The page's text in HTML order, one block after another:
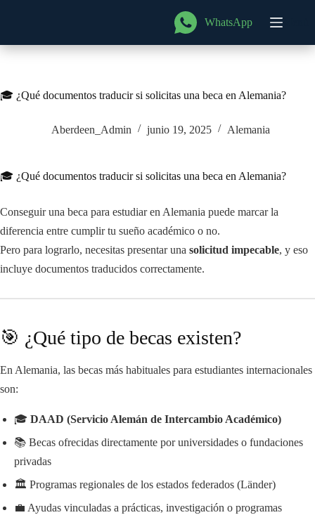
WhatsApp
🎓 ¿Qué documentos traducir si solicitas una beca en Alemania?
Aberdeen_Admin junio 19, 2025 Alemania
🎓 ¿Qué documentos traducir si solicitas una beca en Alemania?
Conseguir una beca para estudiar en Alemania puede marcar la
diferencia entre cumplir tu sueño académico o no.
Pero para lograrlo, necesitas presentar una solicitud impecable, y eso
incluye documentos traducidos correctamente.
🎯 ¿Qué tipo de becas existen?
En Alemania, las becas más habituales para estudiantes internacionales
son:
🎓 DAAD (Servicio Alemán de Intercambio Académico)
📚 Becas ofrecidas directamente por universidades o fundaciones
privadas
🏛️ Programas regionales de los estados federados (Länder)
💼 Ayudas vinculadas a prácticas, investigación o programas